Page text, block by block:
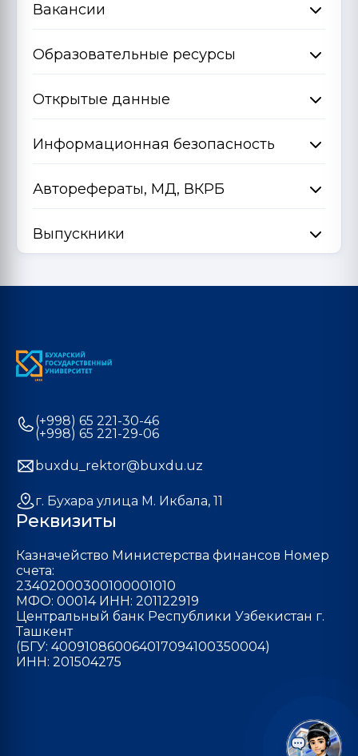
Вакансии
Образовательные ресурсы
Открытые данные
Информационная безопасность
Авторефераты, МД, ВКРБ
Выпускники
(+998) 65 221-30-46
(+998) 65 221-29-06
buxdu_rektor@buxdu.uz
г. Бухара улица М. Икбала, 11
Реквизиты
Казначейство Министерства финансов Номер
счета:
23402000300100001010
МФО: 00014 ИНН: 201122919
Центральный банк Республики Узбекистан г.
Ташкент
(БГУ: 400910860064017094100350004)
ИНН: 201504275